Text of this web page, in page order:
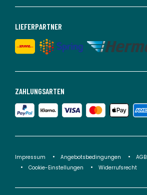
ZAHLUNGSARTEN
LIEFERPARTNER
Impressum Angebotsbedingungen AGB
Cookie-Einstellungen
Widerrufsrecht